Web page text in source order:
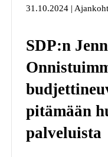
31.10.2024 |
SDP:n
pitämään
palveluista